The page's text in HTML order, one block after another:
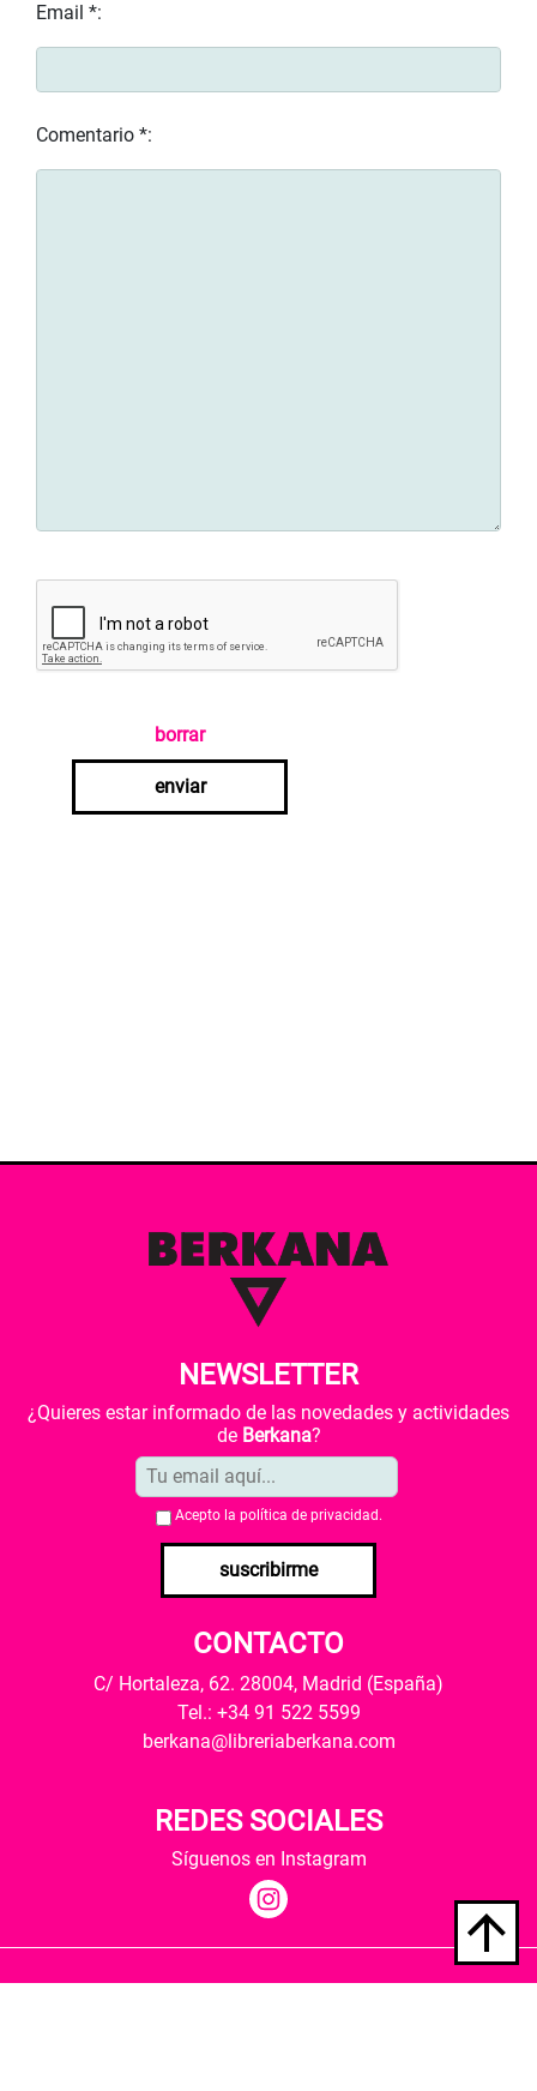
Email *:
Comentario *:
borrar
enviar
NEWSLETTER
¿Quieres estar informado de las novedades y actividades
de Berkana?
Acepto la política de privacidad .
suscribirme
CONTACTO
C/ Hortaleza, 62. 28004, Madrid (España)
Tel.: +34 91 522 5599
berkana@libreriaberkana.com
REDES SOCIALES
Síguenos en Instagram